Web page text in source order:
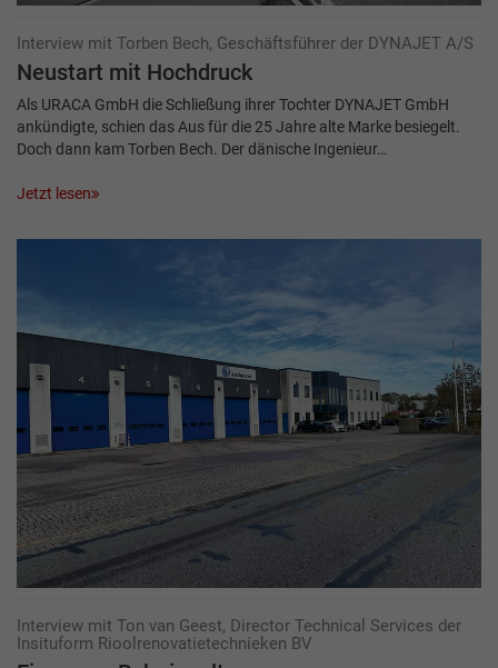
Interview mit Torben Bech, Geschäftsführer der DYNAJET A/S
Neustart mit Hochdruck
Als URACA GmbH die Schließung ihrer Tochter DYNAJET GmbH
ankündigte, schien das Aus für die 25 Jahre alte Marke besiegelt.
Doch dann kam Torben Bech. Der dänische Ingenieur…
Jetzt lesen
Interview mit Ton van Geest, Director Technical Services der
Insituform Rioolrenovatietechnieken BV